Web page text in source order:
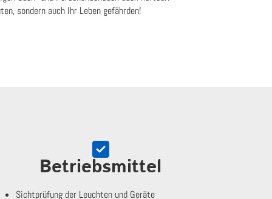
sondern auch Ihr Leben gefährden!
Betriebsmittel
Sichtprüfung der Leuchten und Geräte